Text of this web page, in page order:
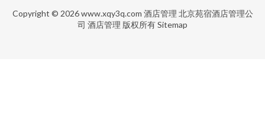
Copyright © 2026www.xqy3q.com 酒店管理 北京苑宿酒店管理公
司 酒店管理 版权所有Sitemap